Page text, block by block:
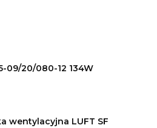
09/20/080-12 134W
wentylacyjna LUFT SF